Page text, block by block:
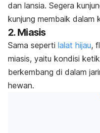
dan lansia. Segera
kunjung membaik dalam
2. Miasis
Sama seperti lalat hijau, f
miasis, yaitu kondisi
berkembang di dalam
hewan.